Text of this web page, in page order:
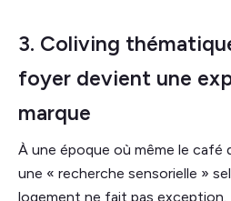
3. Coliving
foyer devient une
marque
À une époque où même le café
une « recherche sensorielle »
logement ne fait pas exception.